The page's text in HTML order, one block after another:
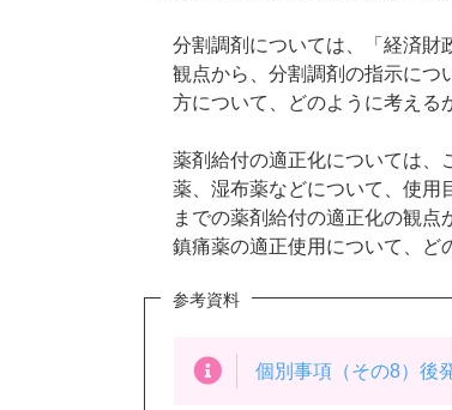
分割調剤については、「経済財
観点から、分割調剤の指示につ
方について、どのように考える
薬剤給付の適正化については、
薬、湿布薬などについて、使用
までの薬剤給付の適正化の観点
鎮痛薬の適正使用について、ど
参考資料
個別事項（その8）後